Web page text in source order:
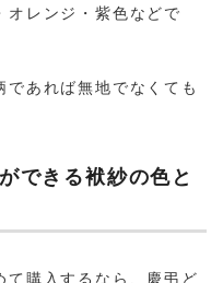
レンジ・紫色などで
あれば無地でなくても
できる袱紗の色と
て購入するなら、慶弔ど